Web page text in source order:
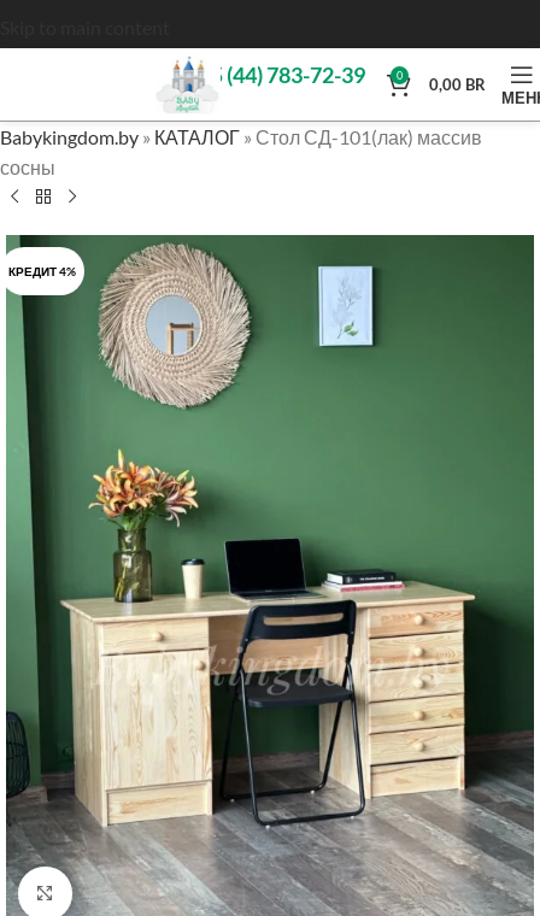
+375 (44) 783-72-39 0 0,00 BR
Babykingdom.by » КАТАЛОГ » Стол СД-101(лак) массив
сосны
КРЕДИТ 4%
Нажмите, чтобы увеличить